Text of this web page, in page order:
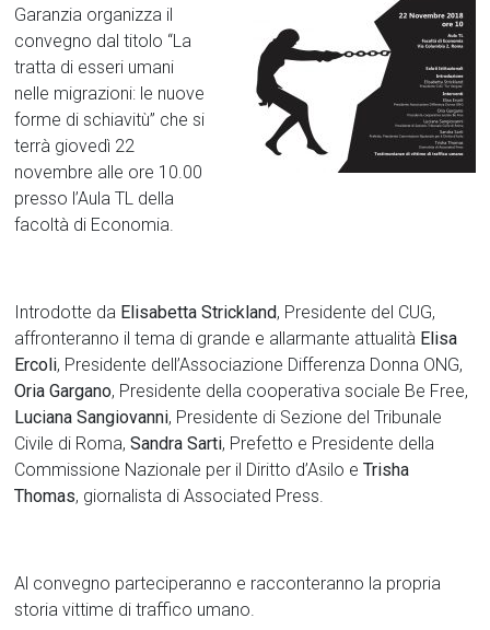
Garanzia organizza il
convegno dal titolo “La
tratta di esseri umani
nelle migrazioni: le nuove
forme di schiavitù” che si
terrà giovedì 22
novembre alle ore 10.00
presso l’Aula TL della
facoltà di Economia.
Introdotte da Elisabetta Strickland, Presidente del CUG,
affronteranno il tema di grande e allarmante attualità Elisa
Ercoli, Presidente dell’Associazione Differenza Donna ONG,
Oria Gargano, Presidente della cooperativa sociale Be Free,
Luciana Sangiovanni, Presidente di Sezione del Tribunale
Civile di Roma,Sandra Sarti, Prefetto e Presidente della
Commissione Nazionale per il Diritto d’Asilo eTrisha
Thomas, giornalista di Associated Press.
Al convegno parteciperanno e racconteranno la propria
storia vittime di traffico umano.